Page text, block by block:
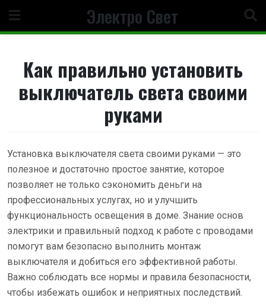
содержанию
Электро Свет
Как правильно установить
выключатель света своими
руками
Установка выключателя света своими руками — это
полезное и достаточно простое занятие, которое
позволяет не только сэкономить деньги на
профессиональных услугах, но и улучшить
функциональность освещения в доме. Знание основ
электрики и правильный подход к работе с проводами
помогут вам безопасно выполнить монтаж
выключателя и добиться его эффективной работы.
Важно соблюдать все нормы и правила безопасности,
чтобы избежать ошибок и неприятных последствий.